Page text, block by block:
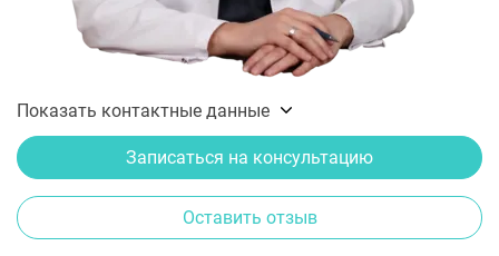
Показать контактные данные
Записаться на консультацию
Оставить отзыв